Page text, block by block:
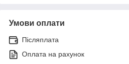
Умови оплати
Післяплата
Оплата на рахунок